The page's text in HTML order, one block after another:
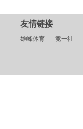
友情链接
雄峰体育 竞一社